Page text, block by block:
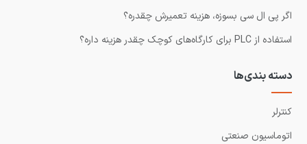
اگر پی ال سی بسوزه، هزینه تعمیرش چقدره؟
استفاده از PLC برای کارگاه‌های کوچک چقدر هزینه داره؟
دسته بندی‌ها
کنترلر
اتوماسیون صنعتی